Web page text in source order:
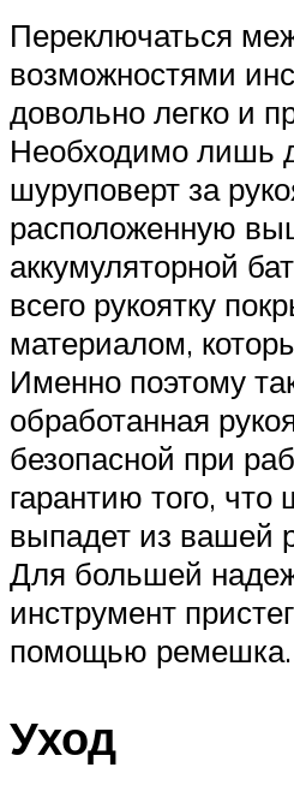
Переключаться
возможностями
довольно легко и
Необходимо лишь
шуруповерт за
расположенную
аккумуляторной
всего рукоятку
материалом,
Именно поэтому
обработанная
безопасной при
гарантию того, что
выпадет из вашей
Для большей
инструмент
помощью ремешка.
Уход